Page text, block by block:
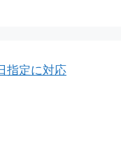
指定に対応